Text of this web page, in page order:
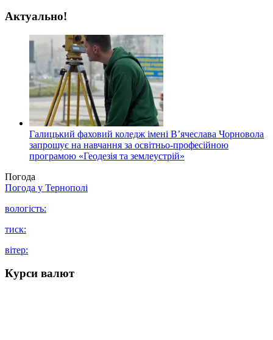
Актуально!
Галицький фаховий коледж імені В’ячеслава Чорновола
запрошує на навчання за освітньо-професійною
програмою «Геодезія та землеустрій»
Погода
Погода у Тернополі
вологість:
тиск:
вітер:
Курси валют